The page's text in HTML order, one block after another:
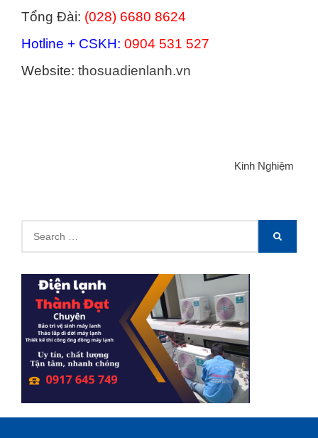
Tổng Đài: (028) 6680 8624
Hotline + CSKH: 0904 531 527
Website: thosuadienlanh.vn
Kinh Nghiệm
for:
SEARCH